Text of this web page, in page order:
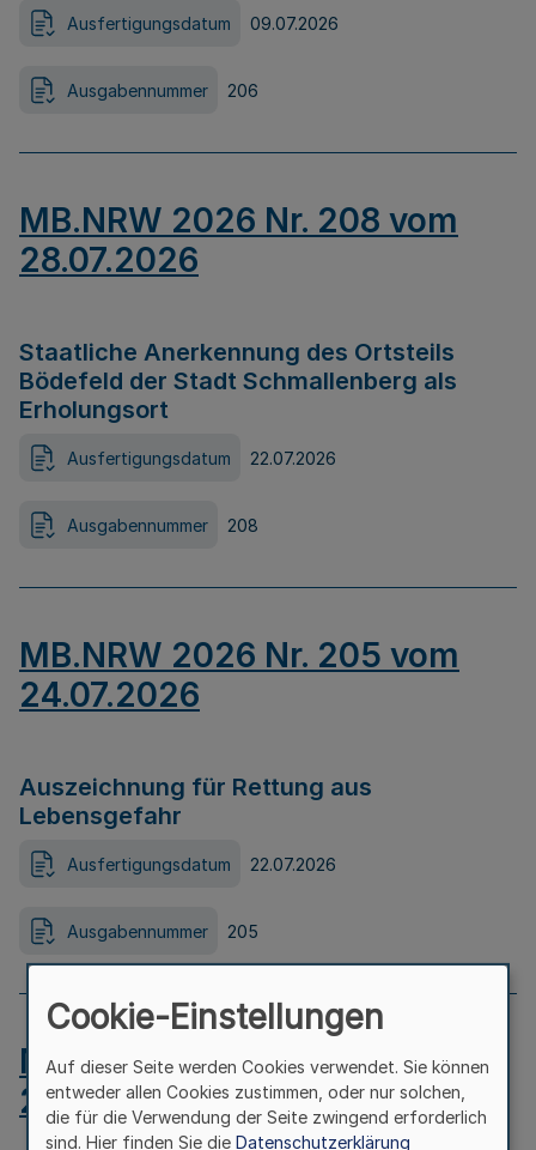
Ausfertigungsdatum 09.07.2026
Ausgabennummer 206
MB.NRW 2026 Nr. 208 vom
28.07.2026
Staatliche Anerkennung des Ortsteils
Bödefeld der Stadt Schmallenberg als
Erholungsort
Ausfertigungsdatum 22.07.2026
Ausgabennummer 208
MB.NRW 2026 Nr. 205 vom
24.07.2026
Auszeichnung für Rettung aus
Lebensgefahr
Ausfertigungsdatum 22.07.2026
Ausgabennummer 205
MB.NRW 2026 Nr. 204 vom
24.07.2026
Cookie-Einstellungen
Auf dieser Seite werden Cookies verwendet. Sie können
entweder allen Cookies zustimmen, oder nur solchen,
die für die Verwendung der Seite zwingend erforderlich
sind. Hier finden Sie die Datenschutzerklärung